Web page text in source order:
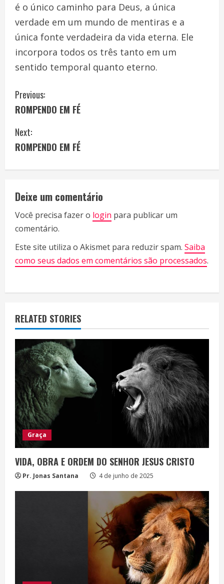
é o único caminho para Deus, a única
verdade em um mundo de mentiras e a
única fonte verdadeira da vida eterna. Ele
incorpora todos os três tanto em um
sentido temporal quanto eterno.
C
o
n
n
u
e
R
d
i
n
g
Previous:
ROMPENDO EM FÉ
Next:
ROMPENDO EM FÉ
Deixe um comentário
Você precisa fazer o login para publicar um
comentário.
Este site utiliza o Akismet para reduzir spam. Saiba
como seus dados em comentários são processados.
RELATED STORIES
Graça
VIDA, OBRA E ORDEM DO SENHOR JESUS CRISTO
Pr. Jonas Santana 4 de junho de 2025